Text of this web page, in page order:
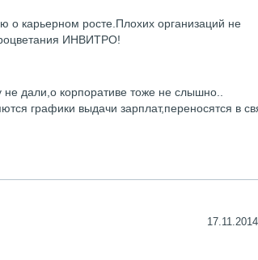
карьерном росте.Плохих организаций не
ИНВИТРО!
дали,о корпоративе тоже не слышно..
графики выдачи зарплат,переносятся в